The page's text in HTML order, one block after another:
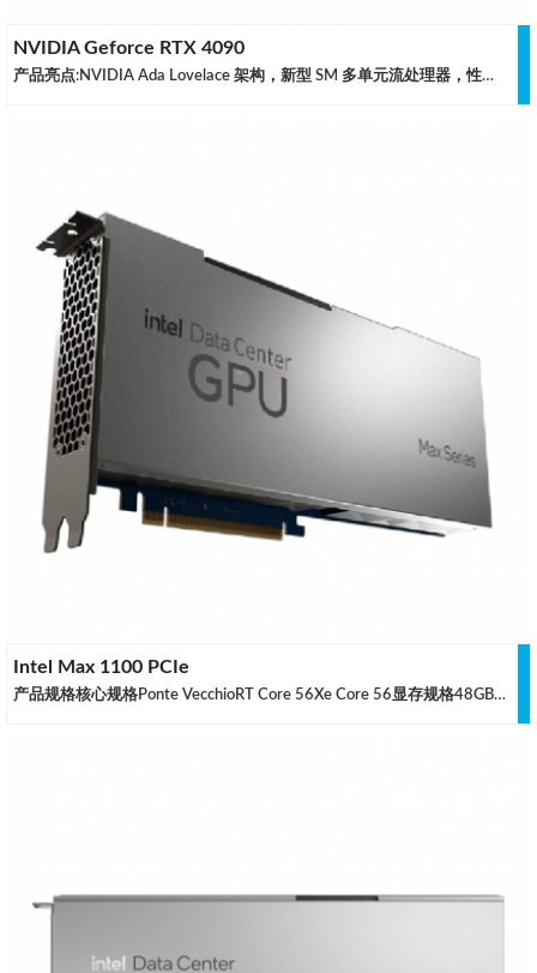
NVIDIA Geforce RTX 4090
产品亮点:NVIDIA Ada Lovelace 架构，新型 SM 多单元流处理器，性能功耗比最高提升至 2 倍第四代 Tensor Core，与仅使用传统的图像渲染方式相比，采用 DLSS 3 时，性能最高提升至 4 倍第三代 RT Core，光线追踪性能最高提升至 2 倍Ada 架构能够充分释放光线追踪的强大优势，可模拟真实世界中的光线特性规格参数 核心规格Ada Lovelace CORE-
Intel Max 1100 PCIe
产品规格核心规格Ponte VecchioRT Core 56Xe Core 56显存规格48GB HBM2e显存位宽 1024 位显存带宽 1229 GB/s散热规格MAX 300W TDP标准全高双槽被动式散热输出规格No运算能力半精度性能 22.22 TFLOPS单精度性能 22.22 TFLOPS数据来源：英特尔官网，仅供参考，如有差异请联系调整